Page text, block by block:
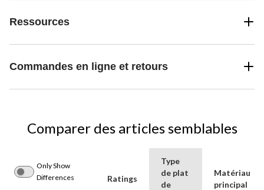
Ressources
Commandes en ligne et retours
Comparer des articles semblables
Only Show
Differences
Ratings
Type
de plat
de
Matériau
principal